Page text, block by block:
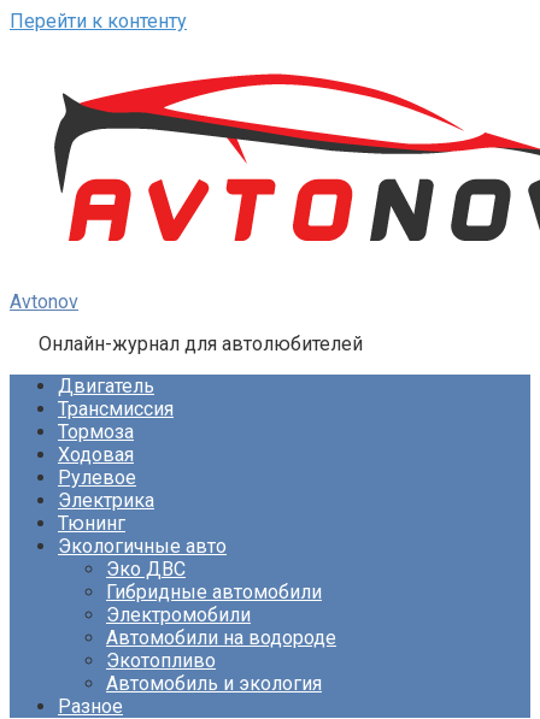
Перейти к контенту
Avtonov
Онлайн-журнал для автолюбителей
Двигатель
Трансмиссия
Тормоза
Ходовая
Рулевое
Электрика
Тюнинг
Экологичные авто
Эко ДВС
Гибридные автомобили
Электромобили
Автомобили на водороде
Экотопливо
Автомобиль и экология
Разное